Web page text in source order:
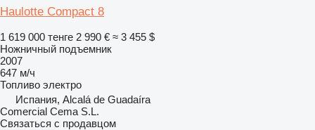
Haulotte Compact 8
1 619 000 тенге 2 990 € ≈ 3 455 $
Ножничный подъемник
2007
647 м/ч
Топливо электро
Испания, Alcalá de Guadaíra
Comercial Cema S.L.
Связаться с продавцом